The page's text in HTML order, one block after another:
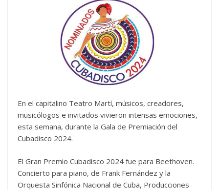
En el capitalino Teatro Martí, músicos, creadores,
musicólogos e invitados vivieron intensas emociones,
esta semana, durante la Gala de Premiación del
Cubadisco 2024.
El Gran Premio Cubadisco 2024 fue para Beethoven.
Concierto para piano, de Frank Fernández y la
Orquesta Sinfónica Nacional de Cuba, Producciones